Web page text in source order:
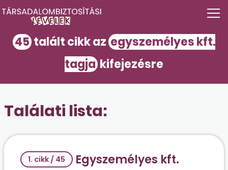
45 talált cikk az egyszemélyes kft.
tagja kifejezésre
Találati lista:
1. cikk / 45
Egyszemélyes kft.